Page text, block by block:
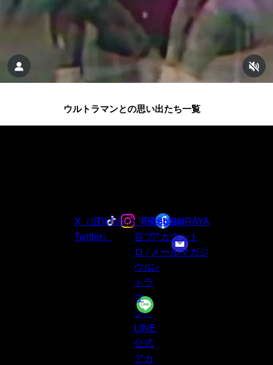
ウルトラマンとの思い出たち一覧
X（旧
Twitter）
TikTok
Instagram
「円
谷プ
ロ /
ウル
トラ
マ
ン」
LINE
公式
アカ
Facebook
TSUBURAYA
アカウント
メールマガジ
ン